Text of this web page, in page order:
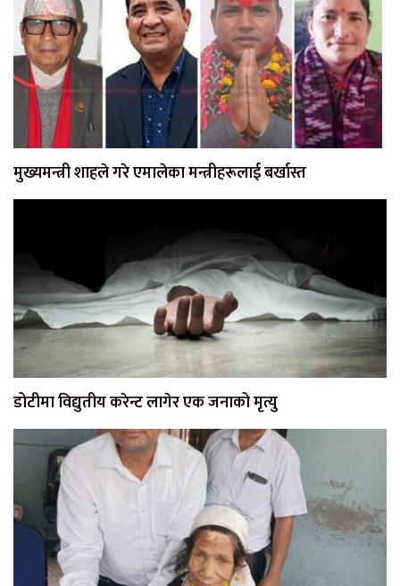
मुख्यमन्त्री शाहले गरे एमालेका मन्त्रीहरूलाई बर्खास्त
डोटीमा विद्युतीय करेन्ट लागेर एक जनाको मृत्यु